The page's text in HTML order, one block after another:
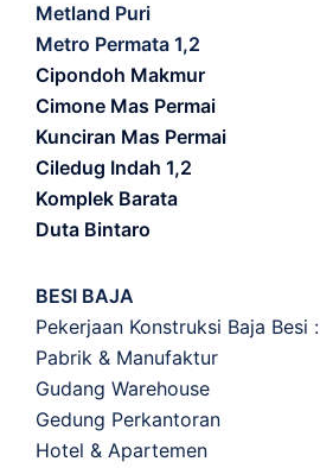
Metland Puri
Metro Permata 1,2
Cipondoh Makmur
Cimone Mas Permai
Kunciran Mas Permai
Ciledug Indah 1,2
Komplek Barata
Duta Bintaro
BESI BAJA
Pekerjaan Konstruksi Baja Besi :
Pabrik & Manufaktur
Gudang Warehouse
Gedung Perkantoran
Hotel & Apartemen